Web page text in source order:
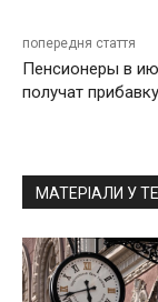
попередня стаття
Пенсионеры в
получат
МАТЕРІАЛИ У